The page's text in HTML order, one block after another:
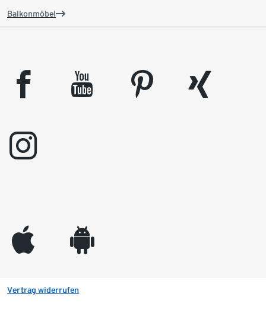
Balkonmöbel
facebook youtube pinterest
xing
instagram
appleinc android
Vertrag widerrufen